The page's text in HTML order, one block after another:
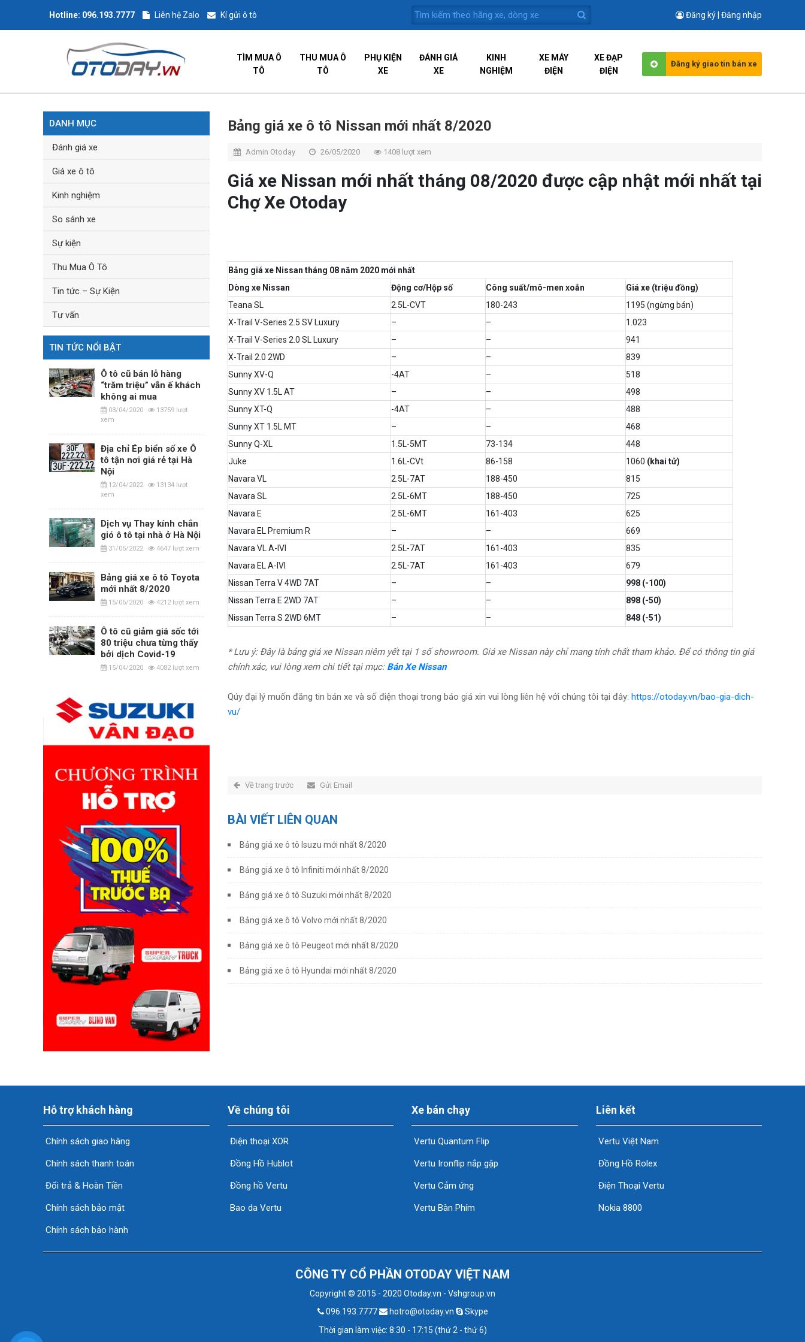
Hotline: 096.193.7777 Liên hệ Zalo Kí gửi ô tô Đăng ký | Đăng nhập
TÌM MUA Ô
TÔ
THU MUA Ô
TÔ
PHỤ KIỆN
XE
ĐÁNH GIÁ
XE
KINH
NGHIỆM
XE MÁY
ĐIỆN
XE ĐẠP
ĐIỆN
Đăng ký giao tin bán xe
DANH MỤC
Đánh giá xe
Giá xe ô tô
Kinh nghiệm
So sánh xe
Sự kiện
Thu Mua Ô Tô
Tin tức – Sự Kiện
Tư vấn
TIN TỨC NỔI BẬT
Ô tô cũ bán lỗ hàng
“trăm triệu” vẫn ế khách
không ai mua
03/04/2020
13759 lượt
xem
Địa chỉ Ép biển số xe Ô
tô tận nơi giá rẻ tại Hà
Nội
12/04/2022
13134 lượt
xem
Dịch vụ Thay kính chắn
gió ô tô tại nhà ở Hà Nội
31/05/2022 4647 lượt xem
Bảng giá xe ô tô Toyota
mới nhất 8/2020
15/06/2020 4212 lượt xem
Ô tô cũ giảm giá sốc tới
80 triệu chưa từng thấy
bởi dịch Covid-19
15/04/2020 4082 lượt xem
Bảng giá xe ô tô Nissan mới nhất 8/2020
Admin Otoday 26/05/2020 1408 lượt xem
Giá xe Nissan mới nhất tháng 08/2020 được cập nhật mới nhất tại
Chợ Xe Otoday
Bảng giá xe Nissan tháng 08 năm 2020 mới nhất
Dòng xe Nissan
Động cơ/Hộp số Công suất/mô-men xoắn
Giá xe (triệu đồng)
Teana SL
2.5L-CVT 180-243
1195 (ngừng bán)
X-Trail V-Series 2.5 SV Luxury
– –
1.023
X-Trail V-Series 2.0 SL Luxury
– –
941
X-Trail 2.0 2WD
– –
839
Sunny XV-Q
-4AT –
518
Sunny XV 1.5L AT
– –
498
Sunny XT-Q
-4AT –
488
Sunny XT 1.5L MT
– –
468
Sunny Q-XL
1.5L-5MT 73-134
448
Juke
1.6L-CVt 86-158 1060 (khai tử)
Navara VL
2.5L-7AT 188-450
815
Navara SL
2.5L-6MT 188-450
725
Navara E
2.5L-6MT 161-403
625
Navara EL Premium R
– –
669
Navara VL A-IVI
2.5L-7AT 161-403
835
Navara EL A-IVI
2.5L-7AT 161-403
679
Nissan Terra V 4WD 7AT
– –
998 (-100)
Nissan Terra E 2WD 7AT
– –
898 (-50)
Nissan Terra S 2WD 6MT
– – 848 (-51)
* Lưu ý: Đây là bảng giá xe Nissan niêm yết tại 1 số showroom. Giá xe Nissan này chỉ mang tính chất tham khảo. Để có thông tin giá
chính xác, vui lòng xem chi tiết tại mục: Bán Xe Nissan
Qúy đại lý muốn đăng tin bán xe và số điện thoại trong báo giá xin vui lòng liên hệ với chúng tôi tại đây: https://otoday.vn/bao-gia-dich-
vu/
Về trang trước Gửi Email
BÀI VIẾT LIÊN QUAN
Bảng giá xe ô tô Isuzu mới nhất 8/2020
Bảng giá xe ô tô Infiniti mới nhất 8/2020
Bảng giá xe ô tô Suzuki mới nhất 8/2020
Bảng giá xe ô tô Volvo mới nhất 8/2020
Bảng giá xe ô tô Peugeot mới nhất 8/2020
Bảng giá xe ô tô Hyundai mới nhất 8/2020
Hỗ trợ khách hàng
Chính sách giao hàng
Chính sách thanh toán
Đổi trả & Hoàn Tiền
Chính sách bảo mật
Chính sách bảo hành
Về chúng tôi
Điện thoại XOR
Đồng Hồ Hublot
Đồng hồ Vertu
Bao da Vertu
Xe bán chạy
Vertu Quantum Flip
Vertu Ironflip nắp gập
Vertu Cảm ứng
Vertu Bàn Phím
Liên kết
Vertu Việt Nam
Đồng Hồ Rolex
Điện Thoại Vertu
Nokia 8800
CÔNG TY CỔ PHẦN OTODAY VIỆT NAM
Copyright © 2015 - 2020 Otoday.vn - Vshgroup.vn
096.193.7777
hotro@otoday.vn
Skype
Thời gian làm việc: 8:30 - 17:15 (thứ 2 - thứ 6)